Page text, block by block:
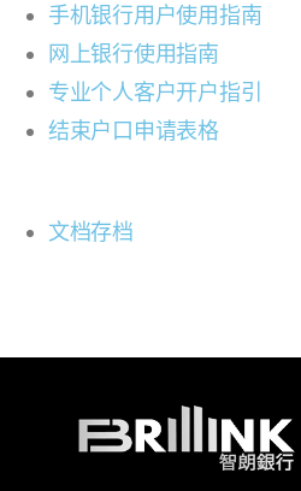
手机银行用户使用指南
网上银行使用指南
专业个人客户开户指引
结束户口申请表格
文档存档